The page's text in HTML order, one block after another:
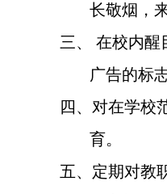
长敬烟，
三、
在校内醒
广告的标
四、 对在学校
育。
五、定期对教